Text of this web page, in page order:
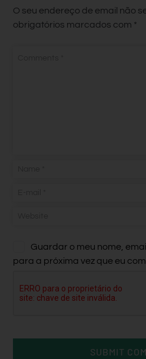
O seu endereço de email não
obrigatórios marcados com *
Guardar o meu nome,
para a próxima vez que eu